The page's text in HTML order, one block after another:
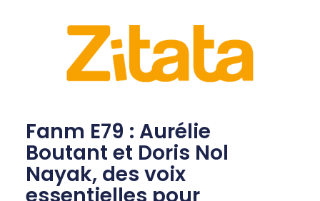
Fanm E79 : Aurélie
Boutant et Doris Nol
Nayak, des voix